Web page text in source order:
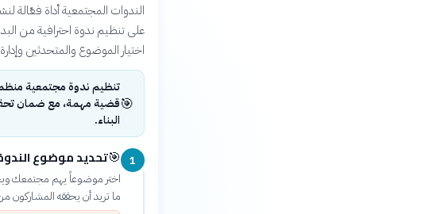
الندوات المجتمعية أداة فعّالة
على تنظيم ندوة احترافية من
اختيار الموضوع والمتحدثين
🎯
تنظيم ندوة مجتمعية
قضية مهمة، مع ضمان
البناء.
1
🎯تحديد موضوع
اختر موضوعاً يهم مجتمعك
ما تريد أن يحققه المشاركون